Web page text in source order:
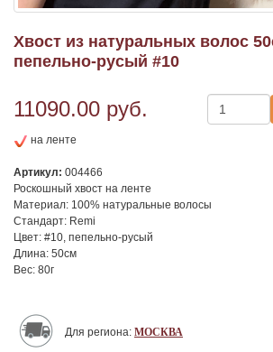
Хвост из натуральных волос
пепельно-русый #10
11090.00 руб.
на ленте
Артикул: 004466
Роскошный хвост на ленте
Материал: 100% натуральные волосы
Стандарт: Remi
Цвет: #10, пепельно-русый
Длина: 50см
Вес: 80г
Для региона: МОСКВА